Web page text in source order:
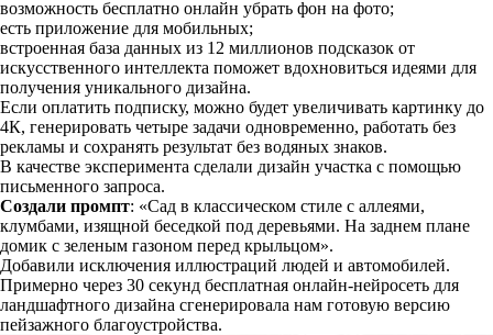
возможность бесплатно онлайн убрать фон на фото;
есть приложение для мобильных;
встроенная база данных из 12 миллионов подсказок от
искусственного интеллекта поможет вдохновиться идеями для
получения уникального дизайна.
Если оплатить подписку, можно будет увеличивать картинку до
4К, генерировать четыре задачи одновременно, работать без
рекламы и сохранять результат без водяных знаков.
В качестве эксперимента сделали дизайн участка с помощью
письменного запроса.
Создали промпт: «Сад в классическом стиле с аллеями,
клумбами, изящной беседкой под деревьями. На заднем плане
домик с зеленым газоном перед крыльцом».
Добавили исключения иллюстраций людей и автомобилей.
Примерно через 30 секунд бесплатная онлайн-нейросеть для
ландшафтного дизайна сгенерировала нам готовую версию
пейзажного благоустройства.